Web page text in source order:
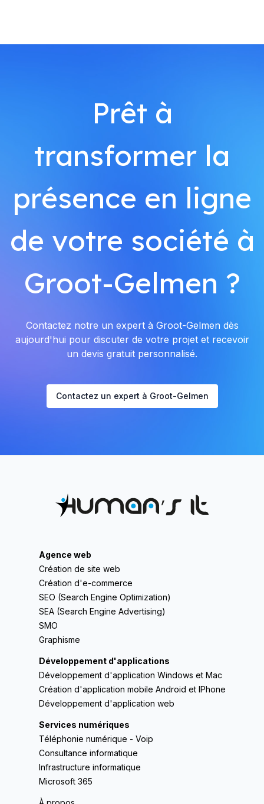
Prêt à
transformer la
présence en ligne
de votre société à
Groot-Gelmen ?
Contactez notre un expert à Groot-Gelmen dès
aujourd'hui pour discuter de votre projet et recevoir
un devis gratuit personnalisé.
Contactez un expert à Groot-Gelmen
Agence web
Création de site web
Création d'e-commerce
SEO (Search Engine Optimization)
SEA (Search Engine Advertising)
SMO
Graphisme
Développement d'applications
Développement d'application Windows et Mac
Création d'application mobile Android et IPhone
Développement d'application web
Services numériques
Téléphonie numérique - Voip
Consultance informatique
Infrastructure informatique
Microsoft 365